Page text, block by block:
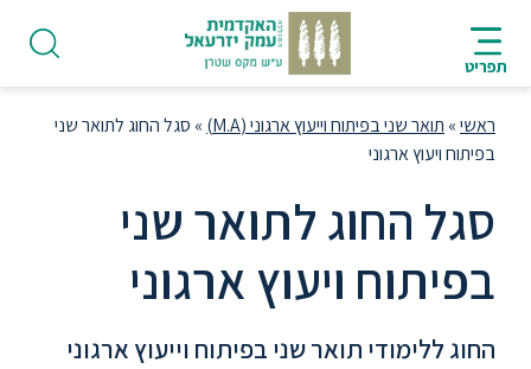
לתוכן
מרכזי
העמוד
תפריט
HE
ראשי» תואר שני בפיתוח וייעוץ ארגוני (M.A) » סגל החוג לתואר שני
בפיתוח ויעוץ ארגוני
סגל החוג לתואר שני
בפיתוח ויעוץ ארגוני
החוג ללימודי תואר שני בפיתוח וייעוץ ארגוני